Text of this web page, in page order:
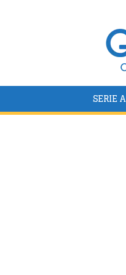
SERIE A